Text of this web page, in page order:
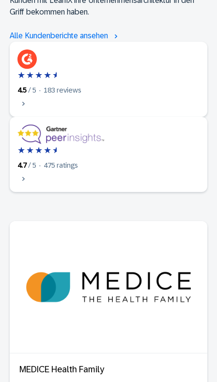
Griff bekommen haben.
Alle Kundenberichte ansehen
★★★★ ★
4.5/ 5 · 183 reviews
★★★★ ★
4.7/ 5 · 475 ratings
MEDICE Health Family